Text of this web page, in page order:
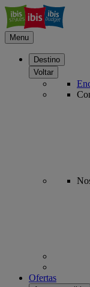
Menu
Destino
Voltar
Ofertas